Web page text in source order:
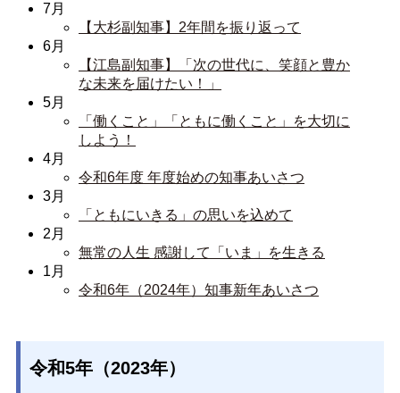
7月
【大杉副知事】2年間を振り返って
6月
【江島副知事】「次の世代に、笑顔と豊か
な未来を届けたい！」
5月
「働くこと」「ともに働くこと」を大切に
しよう！
4月
令和6年度 年度始めの知事あいさつ
3月
「ともにいきる」の思いを込めて
2月
無常の人生 感謝して「いま」を生きる
1月
令和6年（2024年）知事新年あいさつ
令和5年（2023年）